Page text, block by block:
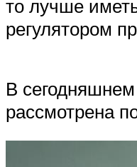
то лучше
регулятором
В
рассмотрена